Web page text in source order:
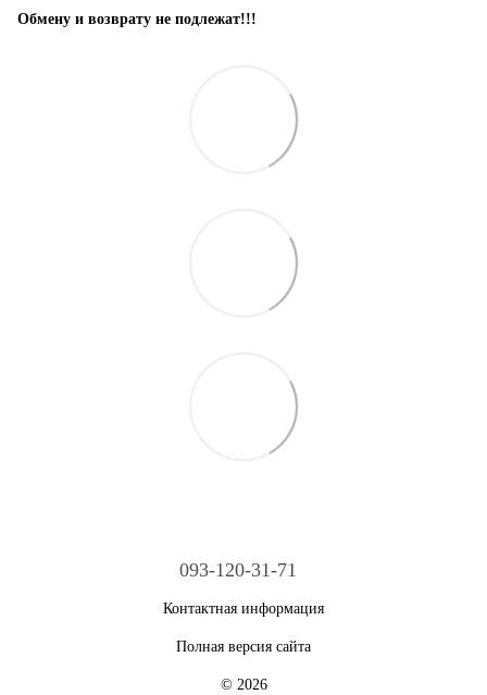
Обмену и возврату не подлежат!!!
093-120-31-71
Контактная информация
Полная версия сайта
© 2026